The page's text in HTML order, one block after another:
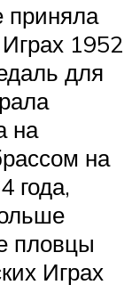
1952
для
на
на
года,
пловцы
Играх